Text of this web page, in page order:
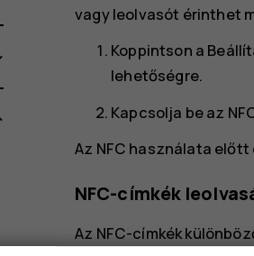
vagy leolvasót érinthet
Koppintson a
lehetőségre.
Kapcsolja be az
Az NFC használata
NFC-címkék
Az NFC-címkék